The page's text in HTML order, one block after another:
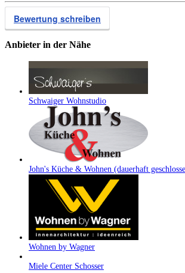
Bewertung schreiben
Anbieter in der Nähe
Schwaiger Wohnstudio
John's Küche & Wohnen (dauerhaft
Wohnen by Wagner
Miele Center Schosser